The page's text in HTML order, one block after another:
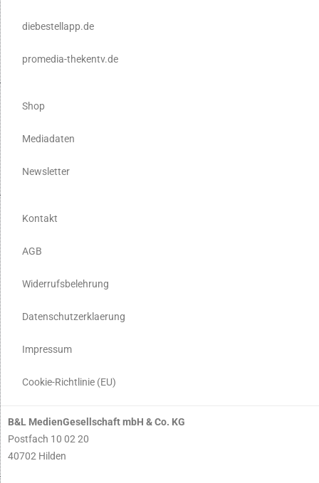
diebestellapp.de
promedia-thekentv.de
Shop
Mediadaten
Newsletter
Kontakt
AGB
Widerrufsbelehrung
Datenschutzerklaerung
Impressum
Cookie-Richtlinie (EU)
B&L MedienGesellschaft mbH & Co. KG
Postfach 10 02 20
40702 Hilden